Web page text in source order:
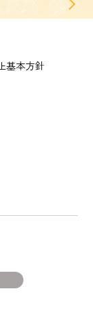
基本方針